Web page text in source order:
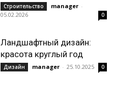
Строительство manager -
05.02.2026
0
Ландшафтный дизайн:
красота круглый год
Дизайн manager - 25.10.2025 0